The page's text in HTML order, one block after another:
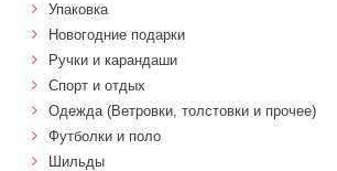
Упаковка
Новогодние подарки
Ручки и карандаши
Спорт и отдых
Одежда (Ветровки, толстовки и прочее)
Футболки и поло
Шильды